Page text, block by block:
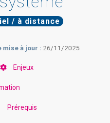
/ à distance
mise à jour : 26/11/2025
Enjeux
Prérequis